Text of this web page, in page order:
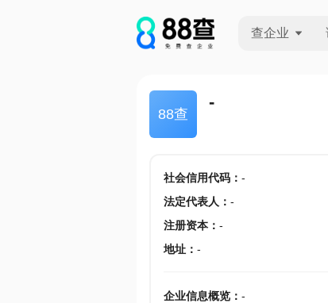
查企业
88查
-
社会信用代码： -
法定代表人 ： -
注册资本： -
地址： -
企业信息概览： -